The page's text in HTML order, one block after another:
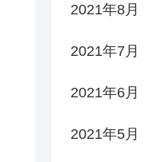
2021年8月
2021年7月
2021年6月
2021年5月